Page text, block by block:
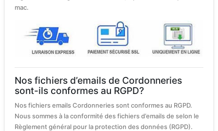
mac.
Nos fichiers d’emails de Cordonneries
sont-ils conformes au RGPD?
Nos fichiers emails Cordonneries sont conformes au RGPD.
Nous sommes à la conformité des fichiers d’emails de selon le
Règlement général pour la protection des données (RGPD).